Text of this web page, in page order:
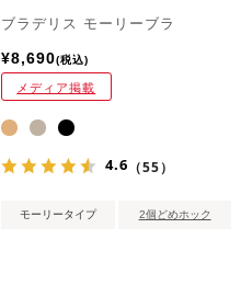
ブラデリス モーリーブラ
¥8,690 税込
メディア掲載
4.6 （55）
モーリータイプ 2個どめホック